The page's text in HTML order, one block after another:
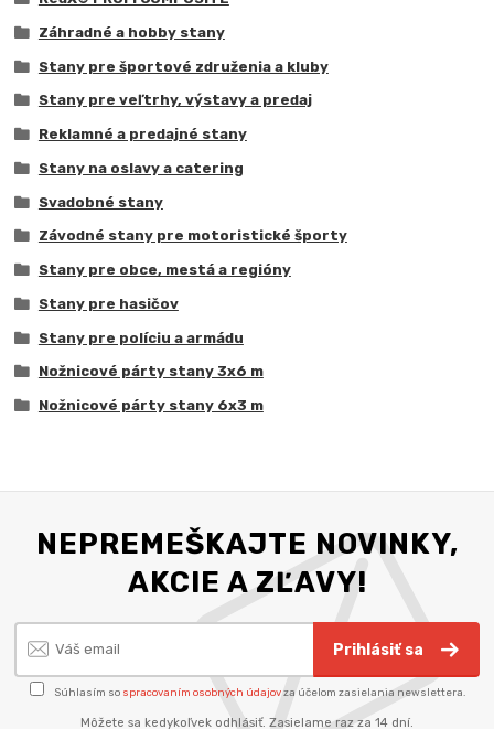
Záhradné a hobby stany
Stany pre športové združenia a kluby
Stany pre veľtrhy, výstavy a predaj
Reklamné a predajné stany
Stany na oslavy a catering
Svadobné stany
Závodné stany pre motoristické športy
Stany pre obce, mestá a regióny
Stany pre hasičov
Stany pre políciu a armádu
Nožnicové párty stany 3x6 m
Nožnicové párty stany 6x3 m
NEPREMEŠKAJTE NOVINKY,
AKCIE A ZĽAVY!
Prihlásiť sa
Súhlasím so spracovaním osobných údajovza účelom zasielania newslettera.
Môžete sa kedykoľvek odhlásiť. Zasielame raz za 14 dní.